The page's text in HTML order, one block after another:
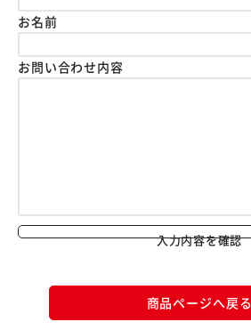
お名前
お問い合わせ内容
入力内容を確認
商品ページへ戻る